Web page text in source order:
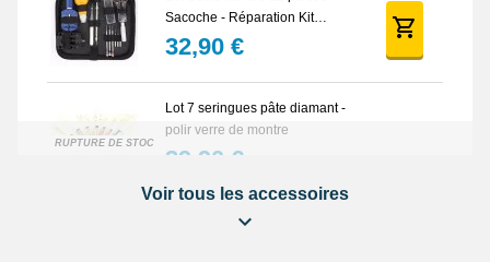
Sacoche - Réparation Kit
Horlogerie
32,90 €
RUPTURE DE STOCK
Lot 7 seringues pâte diamant -
polir verre de montre
39,90 €
Voir tous les accessoires